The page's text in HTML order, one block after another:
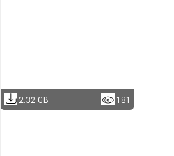
2.32 GB 181